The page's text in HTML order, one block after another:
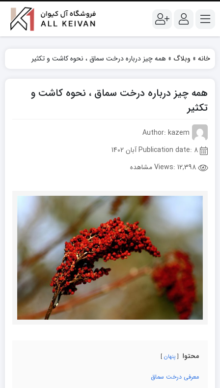
خانه » وبلاگ » همه چیز درباره درخت سماق ، نحوه کاشت و تکثیر
همه چیز درباره درخت سماق ، نحوه کاشت و
تکثیر
Author: kazem
12,398 مشاهده
محتوا پنهان
معرفی درخت سماق